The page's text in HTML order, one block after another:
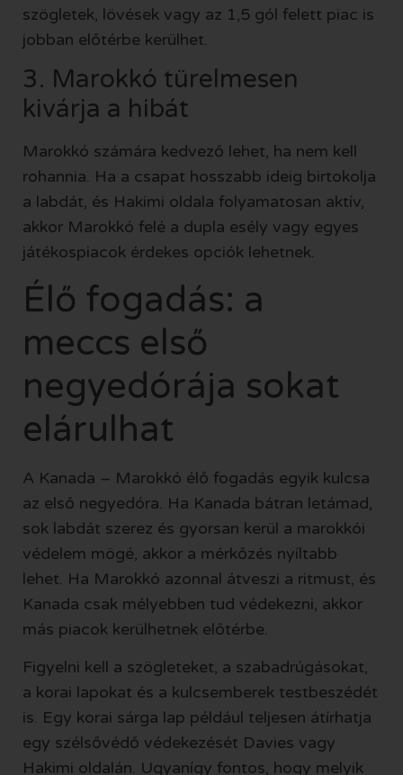
szögletek, lövések vagy az 1,5 gól felett piac is
jobban előtérbe kerülhet.
3. Marokkó türelmesen
kivárja a hibát
Marokkó számára kedvező lehet, ha nem kell
rohannia. Ha a csapat hosszabb ideig birtokolja
a labdát, és Hakimi oldala folyamatosan aktív,
akkor Marokkó felé a dupla esély vagy egyes
játékospiacok érdekes opciók lehetnek.
Élő fogadás: a
meccs első
negyedórája sokat
elárulhat
A Kanada – Marokkó élő fogadás egyik kulcsa
az első negyedóra. Ha Kanada bátran letámad,
sok labdát szerez és gyorsan kerül a marokkói
védelem mögé, akkor a mérkőzés nyíltabb
lehet. Ha Marokkó azonnal átveszi a ritmust, és
Kanada csak mélyebben tud védekezni, akkor
más piacok kerülhetnek előtérbe.
Figyelni kell a szögleteket, a szabadrúgásokat,
a korai lapokat és a kulcsemberek testbeszédét
is. Egy korai sárga lap például teljesen átírhatja
egy szélsővédő védekezését Davies vagy
Hakimi oldalán. Ugyanígy fontos, hogy melyik